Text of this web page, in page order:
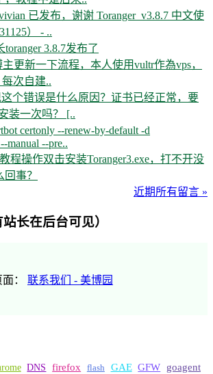
已发布，谢谢 Toranger_v3.8.7 中文使
） - ..
toranger 3.8.7发布了
更新一下流程，本人使用vultr作為vps，
每次自建..
个错误是什么原因？证书已经正常，要
装一次吗？ [..
certonly --renew-by-default -d
manual --pre..
程操作双击安装Toranger3.exe，打不开没
事？
近期所有留言 »
站长在后台可见）
： 联系我们 - 美博园
DNS firefox flash GAE GFW
goagent